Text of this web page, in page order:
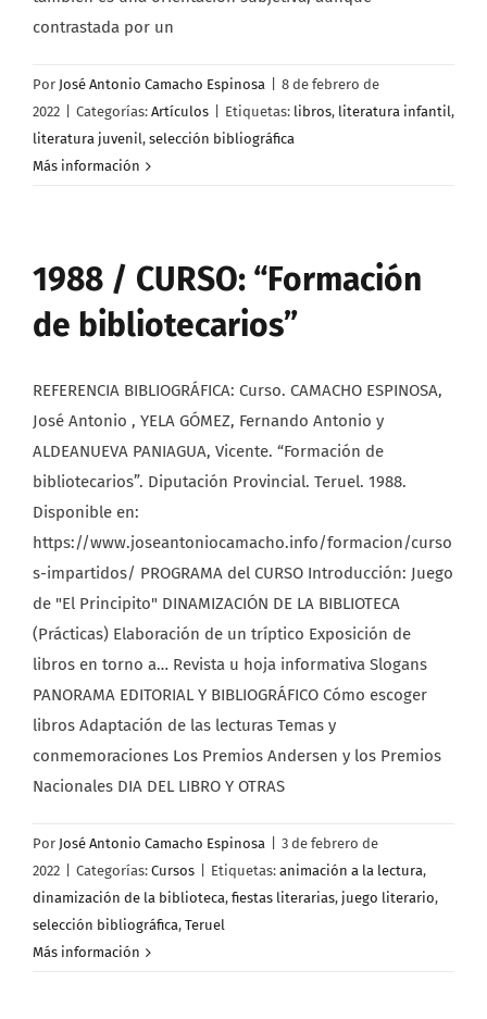
contrastada por un
Por José Antonio Camacho Espinosa
8 de febrero de
2022
Categorías: Artículos Etiquetas: libros, literatura infantil,
literatura juvenil, selección bibliográfica
Más información
1988 / CURSO: “Formación
de bibliotecarios”
REFERENCIA BIBLIOGRÁFICA: Curso. CAMACHO ESPINOSA,
José Antonio , YELA GÓMEZ, Fernando Antonio y
ALDEANUEVA PANIAGUA, Vicente. “Formación de
bibliotecarios”. Diputación Provincial. Teruel. 1988.
Disponible en:
https://www.joseantoniocamacho.info/formacion/curso
s-impartidos/ PROGRAMA del CURSO Introducción: Juego
de "El Principito" DINAMIZACIÓN DE LA BIBLIOTECA
(Prácticas) Elaboración de un tríptico Exposición de
libros en torno a… Revista u hoja informativa Slogans
PANORAMA EDITORIAL Y BIBLIOGRÁFICO Cómo escoger
libros Adaptación de las lecturas Temas y
conmemoraciones Los Premios Andersen y los Premios
Nacionales DIA DEL LIBRO Y OTRAS
Por José Antonio Camacho Espinosa
3 de febrero de
2022
Categorías: Cursos Etiquetas: animación a la lectura,
dinamización de la biblioteca, fiestas literarias, juego literario,
selección bibliográfica, Teruel
Más información